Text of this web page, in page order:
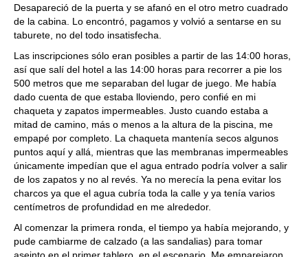
Desapareció de la puerta y se afanó en el otro metro cuadrado
de la cabina. Lo encontró, pagamos y volvió a sentarse en su
taburete, no del todo insatisfecha.
Las inscripciones sólo eran posibles a partir de las 14:00 horas,
así que salí del hotel a las 14:00 horas para recorrer a pie los
500 metros que me separaban del lugar de juego. Me había
dado cuenta de que estaba lloviendo, pero confié en mi
chaqueta y zapatos impermeables. Justo cuando estaba a
mitad de camino, más o menos a la altura de la piscina, me
empapé por completo. La chaqueta mantenía secos algunos
puntos aquí y allá, mientras que las membranas impermeables
únicamente impedían que el agua entrado podría volver a salir
de los zapatos y no al revés. Ya no merecía la pena evitar los
charcos ya que el agua cubría toda la calle y ya tenía varios
centímetros de profundidad en me alrededor.
Al comenzar la primera ronda, el tiempo ya había mejorando, y
pude cambiarme de calzado (a las sandalias) para tomar